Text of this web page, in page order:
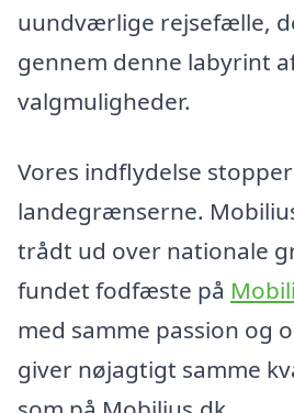
uundværlige rejsefælle,
gennem denne labyrint
valgmuligheder.
Vores indflydelse
landegrænserne.
trådt ud over nationale
fundet fodfæste på
med samme passion og
giver nøjagtigt samme